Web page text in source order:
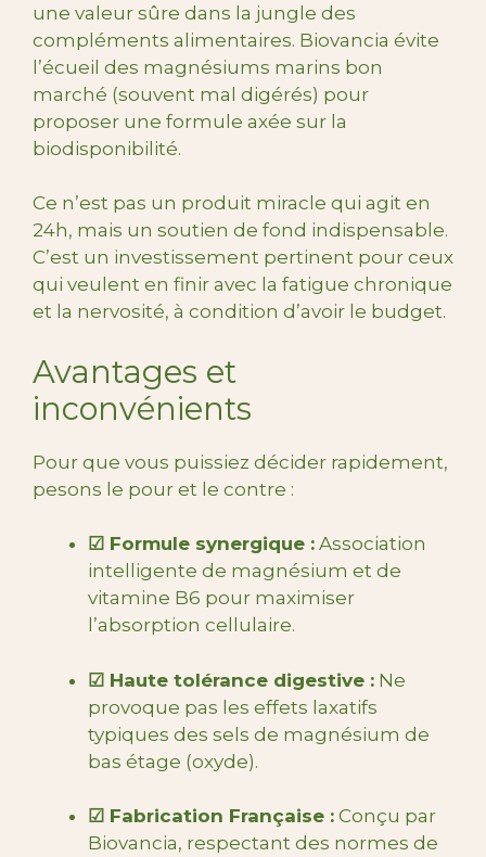
une valeur sûre dans la jungle des
compléments alimentaires. Biovancia évite
l’écueil des magnésiums marins bon
marché (souvent mal digérés) pour
proposer une formule axée sur la
biodisponibilité.
Ce n’est pas un produit miracle qui agit en
24h, mais un soutien de fond indispensable.
C’est un investissement pertinent pour ceux
qui veulent en finir avec la fatigue chronique
et la nervosité, à condition d’avoir le budget.
Avantages et
inconvénients
Pour que vous puissiez décider rapidement,
pesons le pour et le contre :
☑ Formule synergique : Association
intelligente de magnésium et de
vitamine B6 pour maximiser
l’absorption cellulaire.
☑ Haute tolérance digestive : Ne
provoque pas les effets laxatifs
typiques des sels de magnésium de
bas étage (oxyde).
☑ Fabrication Française : Conçu par
Biovancia, respectant des normes de